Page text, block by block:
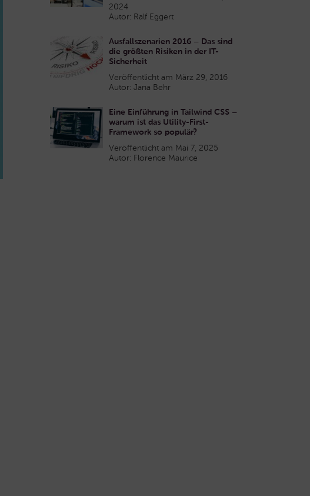
2024
Autor: Ralf Eggert
Ausfallszenarien 2016 – Das sind
die größten Risiken in der IT-
Sicherheit
Veröffentlicht am März 29, 2016
Autor: Jana Behr
Eine Einführung in Tailwind CSS –
warum ist das Utility-First-
Framework so populär?
Veröffentlicht am Mai 7, 2025
Autor: Florence Maurice